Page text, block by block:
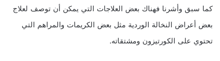
كما سبق وأشرنا فهناك بعض العلاجات التي يمكن أن توصف لعلاج
بعض أعراض النخالة الوردية مثل بعض الكريمات والمراهم التي
تحتوي على الكورتيزون ومشتقاته.